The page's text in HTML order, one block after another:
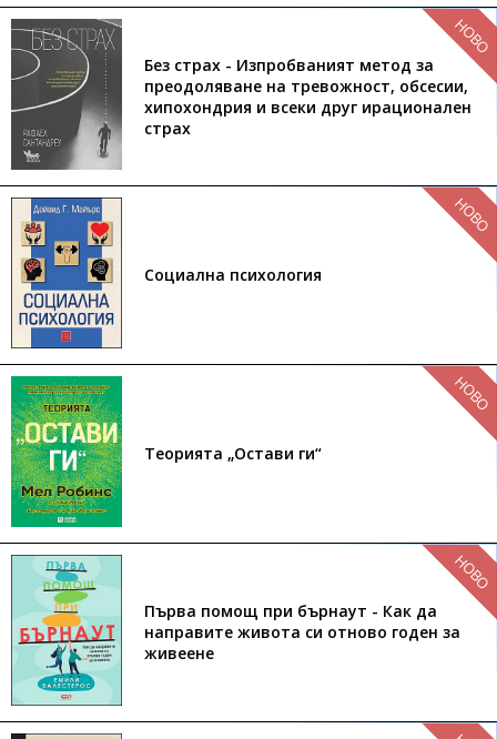
Без страх - Изпробваният метод за
преодоляване на тревожност, обсесии,
хипохондрия и всеки друг ирационален
страх
НОВО
Социална психология
НОВО
Теорията „Остави ги“
НОВО
Първа помощ при бърнаут - Как да
направите живота си отново годен за
живеене
НОВО